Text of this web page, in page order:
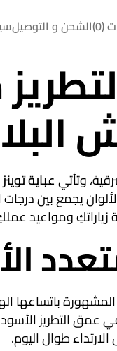
(0) الشحن و التوصيل
وتأتيعباية
يجمع بين
زياراتكِ ومواعيد
باتساعها الهادئ
عمق التطريز
طوال اليوم.